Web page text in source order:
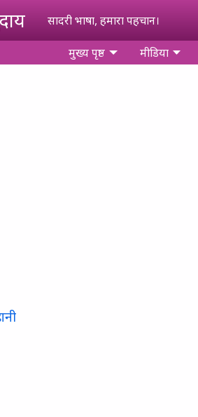
सादरी भाषा, हमारा पहचान।
मुख्य पृष्ठ मीडिया